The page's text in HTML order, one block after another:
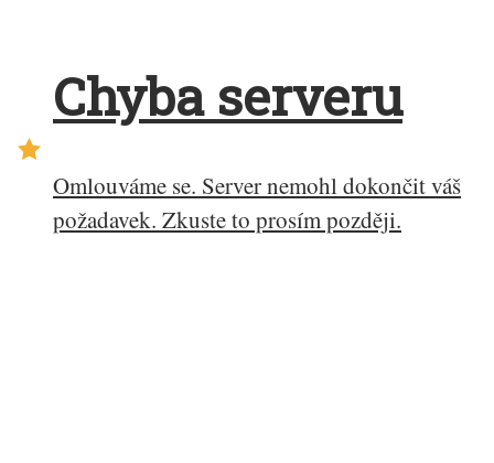
Chyba serveru
Omlouváme se. Server nemohl dokončit váš
požadavek. Zkuste to prosím později.